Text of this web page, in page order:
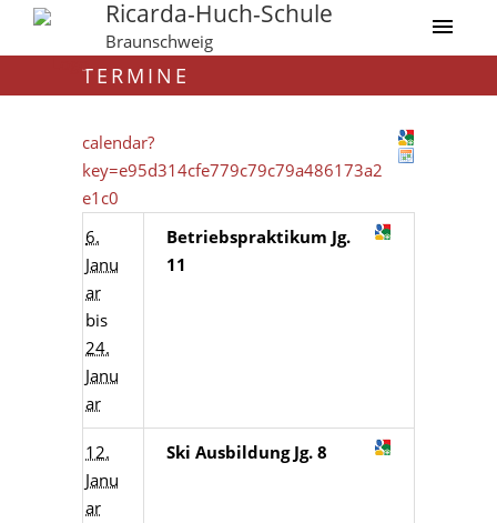
Ricarda-Huch-Schule
Braunschweig
TERMINE
calendar?
key=e95d314cfe779c79c79a486173a2
e1c0
6.
Janu
ar
bis
24.
Janu
ar
Betriebspraktikum Jg.
11
12.
Janu
ar
Ski Ausbildung Jg. 8